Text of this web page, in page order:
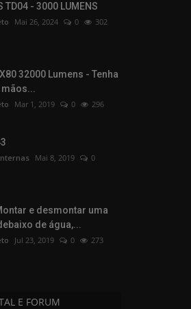
TD04 - 3000 LUMENS
Mai 26, 2024 0 302
32000 Lumens - Tenha
Mar 1, 2019 0 296
Mai 8, 2019
0
e desmontar uma
de água,...
Jul 23, 2019 0 273
E FORUM